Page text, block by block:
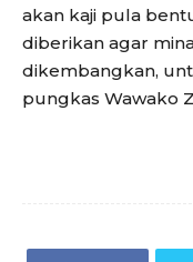
akan kaji pula
diberikan agar
dikembangkan,
pungkas Wawako